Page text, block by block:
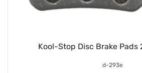
Kool-Stop Disc Brake Pads
d-293e